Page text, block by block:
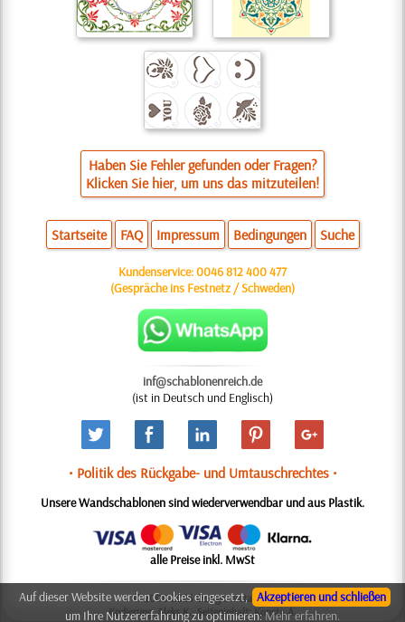
Haben Sie Fehler gefunden oder Fragen?
Klicken Sie hier, um uns das mitzuteilen!
Startseite FAQ Impressum Bedingungen Suche
Kundenservice:0046 812 400 477
(Gespräche ins Festnetz / Schweden)
inf@schablonenreich.de
(ist in Deutsch und Englisch)
• Politik des Rückgabe- und Umtauschrechtes •
Unsere Wandschablonen sind wiederverwendbar und aus Plastik.
alle Preise inkl. MwSt
© 2006-2025 Design: Natali M.
Kodierung: Aleks K.; Seiteninhalt: Konsta A.
Akzeptieren und schließen
Auf dieser Website werden Cookies eingesetzt,
um Ihre Nutzererfahrung zu optimieren: Mehr erfahren.